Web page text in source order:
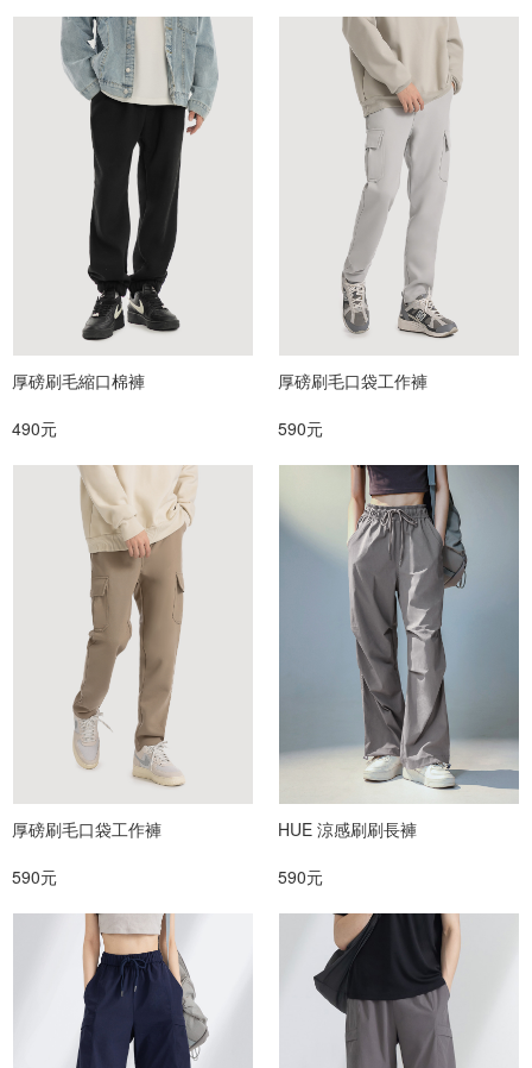
厚磅刷毛縮口棉褲
490元
厚磅刷毛口袋工作褲
590元
厚磅刷毛口袋工作褲
590元
HUE 涼感刷刷長褲
590元